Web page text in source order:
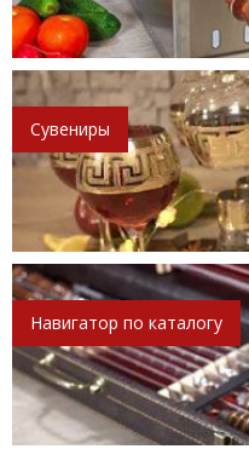
Сувениры
Навигатор по каталогу